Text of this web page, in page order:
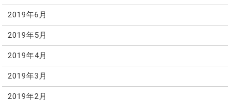
2019年6月
2019年5月
2019年4月
2019年3月
2019年2月